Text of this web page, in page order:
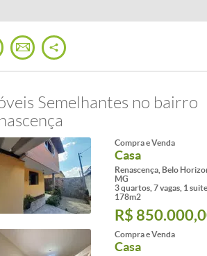
Semelhantes no bairro
Compra e Venda
Casa
Renascença, Belo
MG
3 quartos, 7 vagas, 1
178m2
R$
Compra e Venda
Casa